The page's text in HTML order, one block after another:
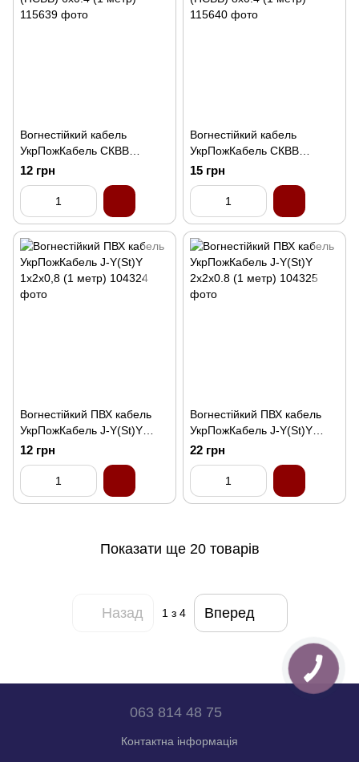
Вогнестійкий кабель
УкрПожКабель СКВВ
(ПСВВ) 6х0.4 (1 метр)
12 грн
Вогнестійкий кабель
УкрПожКабель СКВВ
(ПСВВ) 8х0.4 (1 метр)
15 грн
Вогнестійкий ПВХ кабель
УкрПожКабель J-Y(St)Y
1x2x0,8 (1 метр)
12 грн
Вогнестійкий ПВХ кабель
УкрПожКабель J-Y(St)Y
2x2x0.8 (1 метр)
22 грн
Показати ще 20 товарів
Назад 1 з 4 Вперед
063 814 48 75
Контактна інформація